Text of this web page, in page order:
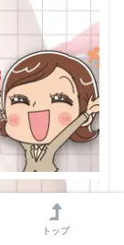
トップ